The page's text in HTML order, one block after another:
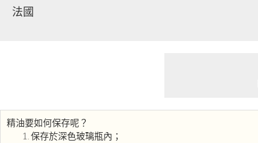
精油要如何保存呢？
保存於深色玻璃瓶內；
法國